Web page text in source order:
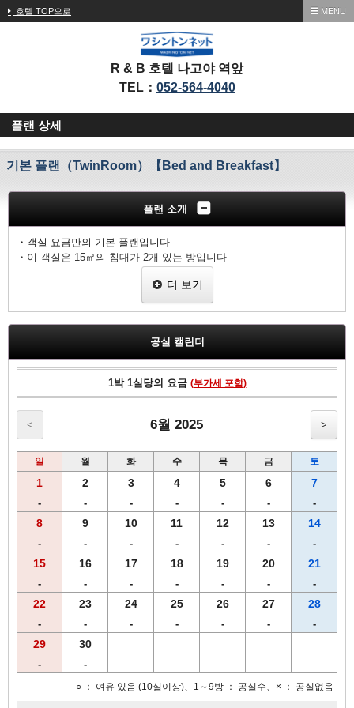
호텔 TOP으로 MENU
R & B 호텔 나고야 역앞
TEL： 052-564-4040
플랜 상세
기본 플랜（TwinRoom）【Bed and Breakfast】
플랜 소개
・객실 요금만의 기본 플랜입니다
・이 객실은 15㎡의 침대가 2개 있는 방입니다
・갓 구운 빵이 아침 식사에 제공됩니다（6：30～9：30）
・TV, 냉장고, 에어컨, 화장실, 샤워실은 전 객실에 있습니다
~ 갓 구워낸 빵 냄새로 가득한 아침 ~
• 호텔의 자랑인 갓 구운 빵
• 오가닉 그래놀라 (플레인, 후르츠)
• 요거트
• 3종류의 따뜻한 스프
• 향기로운 R&B호텔 오리지널 커피
• 홍차
• 오렌지쥬스 & 야채쥬스 & 아이스티
• 우유
건강한 아침을 위한 든든한 조식 마음껏 즐겨보세요!
더 보기
공실 캘린더
1박 1실당의 요금 (부가세 포함)
< 6월 2025 >
일 월 화 수 목 금 토
1
-
2
-
3
-
4
-
5
-
6
-
7
-
8
-
9
-
10
-
11
-
12
-
13
-
14
-
15
-
16
-
17
-
18
-
19
-
20
-
21
-
22
-
23
-
24
-
25
-
26
-
27
-
28
-
29
-
30
-
○ ： 여유 있음 (10실이상)、1～9방 ： 공실수、× ： 공실없음